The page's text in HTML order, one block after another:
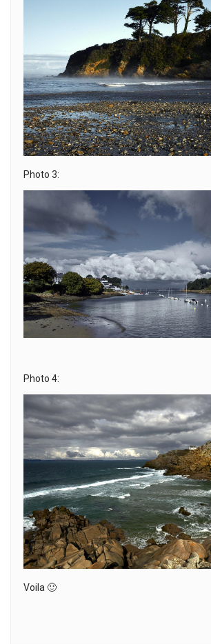
Photo 3:
Photo 4:
Voila 🙂